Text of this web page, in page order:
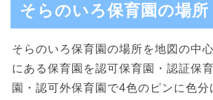
そらのいろ保育園の場所
そらのいろ保育園の場所を地図の中
にある保育園を認可保育園・認証保
園・認可外保育園で4色のピンに色分